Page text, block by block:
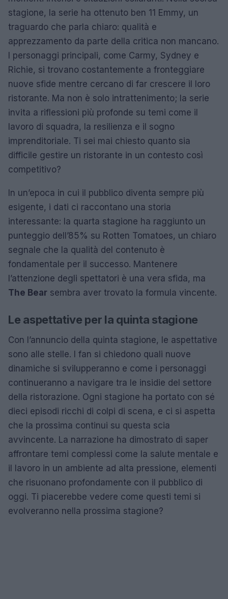
stagione, la serie ha ottenuto ben 11 Emmy, un
traguardo che parla chiaro: qualità e
apprezzamento da parte della critica non mancano.
I personaggi principali, come Carmy, Sydney e
Richie, si trovano costantemente a fronteggiare
nuove sfide mentre cercano di far crescere il loro
ristorante. Ma non è solo intrattenimento; la serie
invita a riflessioni più profonde su temi come il
lavoro di squadra, la resilienza e il sogno
imprenditoriale. Ti sei mai chiesto quanto sia
difficile gestire un ristorante in un contesto così
competitivo?
In un’epoca in cui il pubblico diventa sempre più
esigente, i dati ci raccontano una storia
interessante: la quarta stagione ha raggiunto un
punteggio dell’85% su Rotten Tomatoes, un chiaro
segnale che la qualità del contenuto è
fondamentale per il successo. Mantenere
l’attenzione degli spettatori è una vera sfida, ma
The Bear sembra aver trovato la formula vincente.
Le aspettative per la quinta stagione
Con l’annuncio della quinta stagione, le aspettative
sono alle stelle. I fan si chiedono quali nuove
dinamiche si svilupperanno e come i personaggi
continueranno a navigare tra le insidie del settore
della ristorazione. Ogni stagione ha portato con sé
dieci episodi ricchi di colpi di scena, e ci si aspetta
che la prossima continui su questa scia
avvincente. La narrazione ha dimostrato di saper
affrontare temi complessi come la salute mentale e
il lavoro in un ambiente ad alta pressione, elementi
che risuonano profondamente con il pubblico di
oggi. Ti piacerebbe vedere come questi temi si
evolveranno nella prossima stagione?